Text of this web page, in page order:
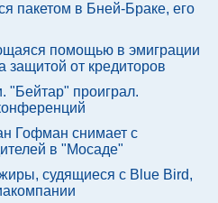
пакетом в Бней-Браке, его
помощью в эмиграции
защитой от кредиторов
"Бейтар" проиграл.
Гофман снимает с
в "Мосаде"
судящиеся с Blue Bird,